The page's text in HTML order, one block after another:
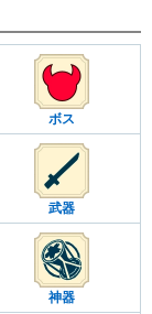
ボス
武器
神器